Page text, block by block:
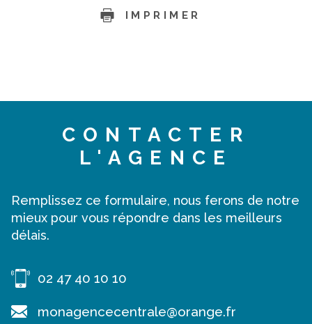
IMPRIMER
CONTACTER
L'AGENCE
Remplissez ce formulaire, nous ferons de notre
mieux pour vous répondre dans les meilleurs
délais.
02 47 40 10 10
monagencecentrale@orange.fr